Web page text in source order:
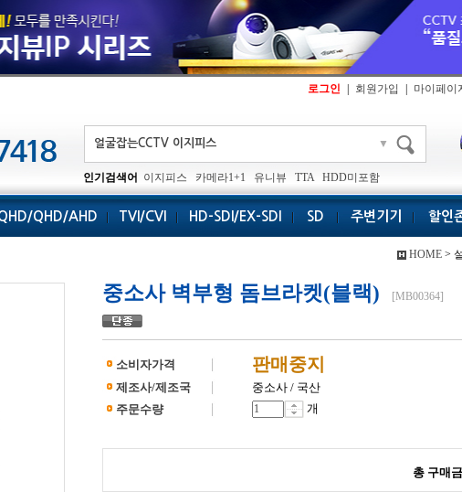
로그인 회원가입 마이페이
▼
인기검색어 이지피스 카메라1+1 유니뷰 TTA HDD미포함
QHD/AHD TVI/CVI HD-SDI/EX-SDI SD 주변기기 할인
HOME >
중소사 벽부형 돔브라켓(블랙) [MB00364]
소비자가격 판매중지
제조사/제조국
중소사 / 국산
주문수량
개
총 구매